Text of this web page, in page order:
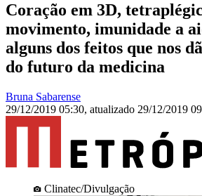
Coração em 3D,
movimento, imunidade a
alguns dos feitos que nos
do futuro da medicina
Bruna Sabarense
29/12/2019 05:30, atualizado 29/12/2019
Clinatec/Divulgação